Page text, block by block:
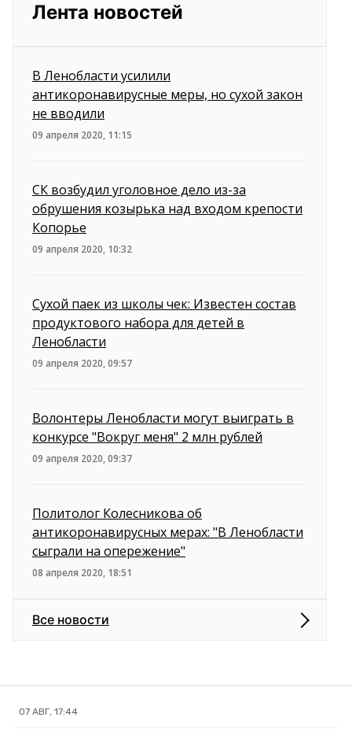
Лента новостей
В Ленобласти усилили
антикоронавирусные меры, но сухой закон
не вводили
09 апреля 2020, 11:15
СК возбудил уголовное дело из-за
обрушения козырька над входом крепости
Копорье
09 апреля 2020, 10:32
Сухой паек из школы чек: Известен состав
продуктового набора для детей в
Ленобласти
09 апреля 2020, 09:57
Волонтеры Ленобласти могут выиграть в
конкурсе "Вокруг меня" 2 млн рублей
09 апреля 2020, 09:37
Политолог Колесникова об
антикоронавирусных мерах: "В Ленобласти
сыграли на опережение"
08 апреля 2020, 18:51
Все новости
07 АВГ, 17:44